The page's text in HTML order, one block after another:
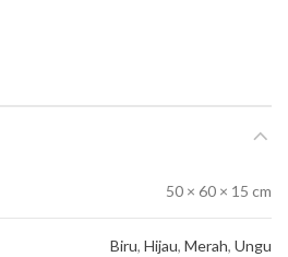
50 × 60 × 15 cm
Biru, Hijau, Merah, Ungu